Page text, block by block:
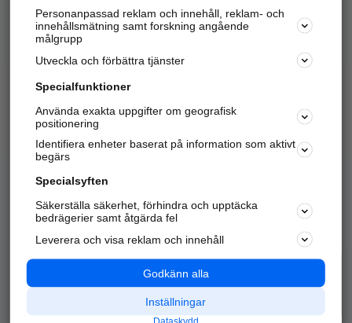
Hitta telefonnummer, adresser, företagsinfo mm.
Marknadsför företaget
Kom igång och annonsera mot
samarbetspartners nära dig.
Alla kategorier
Populära sökningar
API & Kartor
Annonsera
Integritet
Nödnummer
Personanpassad reklam och innehåll, reklam- och
innehållsmätning samt forskning angående
målgrupp
Utveckla och förbättra tjänster
Specialfunktioner
Använda exakta uppgifter om geografisk
positionering
Identifiera enheter baserat på information som aktivt
begärs
Specialsyften
Säkerställa säkerhet, förhindra och upptäcka
bedrägerier samt åtgärda fel
Leverera och visa reklam och innehåll
Godkänn alla
Inställningar
Dataskydd